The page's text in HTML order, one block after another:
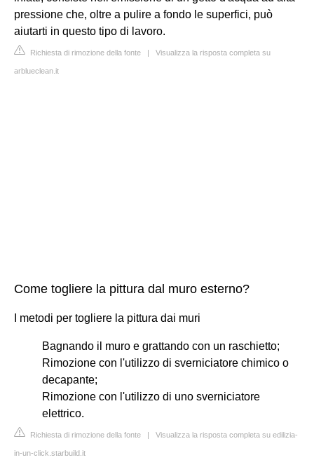
pressione che, oltre a pulire a fondo le superfici, può
aiutarti in questo tipo di lavoro.
Richiesta di rimozione della fonte | Visualizza la risposta completa su
arblueclean.it
Come togliere la pittura dal muro esterno?
I metodi per togliere la pittura dai muri
Bagnando il muro e grattando con un raschietto;
Rimozione con l'utilizzo di sverniciatore chimico o
decapante;
Rimozione con l'utilizzo di uno sverniciatore
elettrico.
Richiesta di rimozione della fonte | Visualizza la risposta completa su edilizia-
in-un-click.starbuild.it